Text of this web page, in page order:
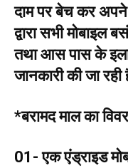
दाम पर बेच कर
द्वारा सभी मोबाइल
तथा आस पास के
जानकारी की जा रही
*बरामद माल का
01- एक एंड्राइड